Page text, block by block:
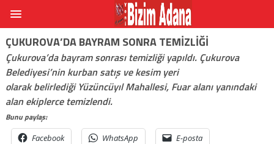
ÇUKUROVA’DA BAYRAM SONRA TEMIZLIĞI
Çukurova’da bayram sonrası temizliği yapıldı. Çukurova
Belediyesi’nin kurban satış ve kesim yeri
olarak belirlediği Yüzüncüyıl Mahallesi, Fuar alanı yanındaki
alan ekiplerce temizlendi.
Bunu paylaş:
Facebook WhatsApp E-posta